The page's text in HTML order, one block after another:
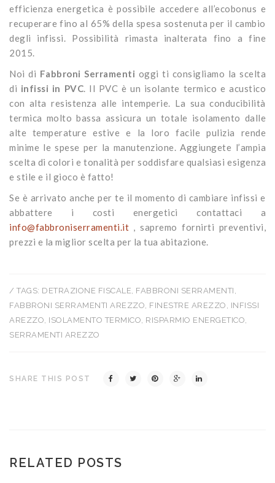
efficienza energetica è possibile accedere all’ecobonus e
recuperare fino al 65% della spesa sostenuta per il cambio
degli infissi. Possibilità rimasta inalterata fino a fine
2015.
Noi di Fabbroni Serramenti oggi ti consigliamo la scelta
di infissi in PVC. Il PVC è un isolante termico e acustico
con alta resistenza alle intemperie. La sua conducibilità
termica molto bassa assicura un totale isolamento dalle
alte temperature estive e la loro facile pulizia rende
minime le spese per la manutenzione. Aggiungete l’ampia
scelta di colori e tonalità per soddisfare qualsiasi esigenza
e stile e il gioco è fatto!
Se è arrivato anche per te il momento di cambiare infissi e
abbattere i costi energetici contattaci a
info@fabbroniserramenti.it , sapremo fornirti preventivi,
prezzi e la miglior scelta per la tua abitazione.
/ TAGS: DETRAZIONE FISCALE FABBRONI SERRAMENTI
FABBRONI SERRAMENTI AREZZO FINESTRE AREZZO
INFISSI
AREZZO ISOLAMENTO TERMICO RISPARMIO ENERGETICO
SERRAMENTI AREZZO
SHARE THIS POST
RELATED POSTS